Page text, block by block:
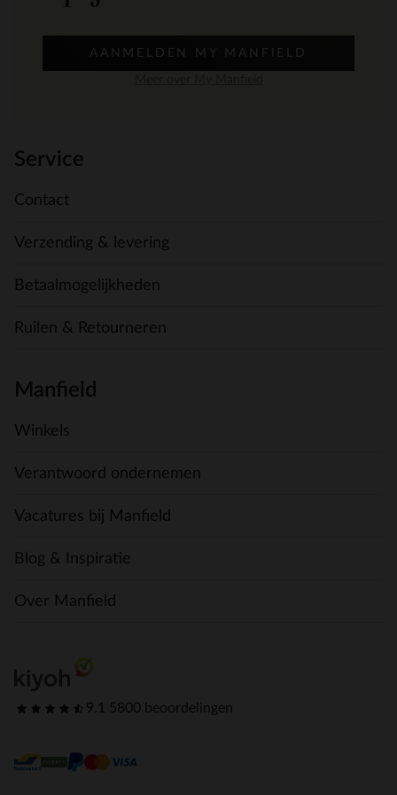
AANMELDEN MY MANFIELD
Service
Contact
Verzending & levering
Betaalmogelijkheden
Ruilen & Retourneren
Manfield
Winkels
Verantwoord ondernemen
Vacatures bij Manfield
Blog & Inspiratie
Over Manfield
9.1 5800 beoordelingen